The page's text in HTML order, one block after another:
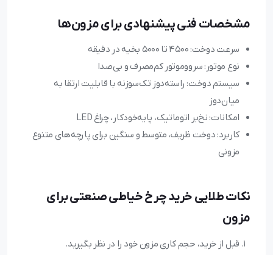
مشخصات فنی پیشنهادی برای مزون‌ها
سرعت دوخت: ۴۵۰۰ تا ۵۰۰۰ بخیه در دقیقه
نوع موتور: سرووموتور کم‌مصرف و بی‌صدا
سیستم دوخت: راسته‌دوز تک‌سوزنه با قابلیت ارتقا به
میان‌دوز
امکانات: نخ‌بر اتوماتیک، پایه‌خودکار، چراغ LED
کاربرد: دوخت ظریف، متوسط و سنگین برای پارچه‌های متنوع
مزونی
نکات طلایی خرید چرخ خیاطی صنعتی برای
مزون
قبل از خرید، حجم کاری مزون خود را در نظر بگیرید.